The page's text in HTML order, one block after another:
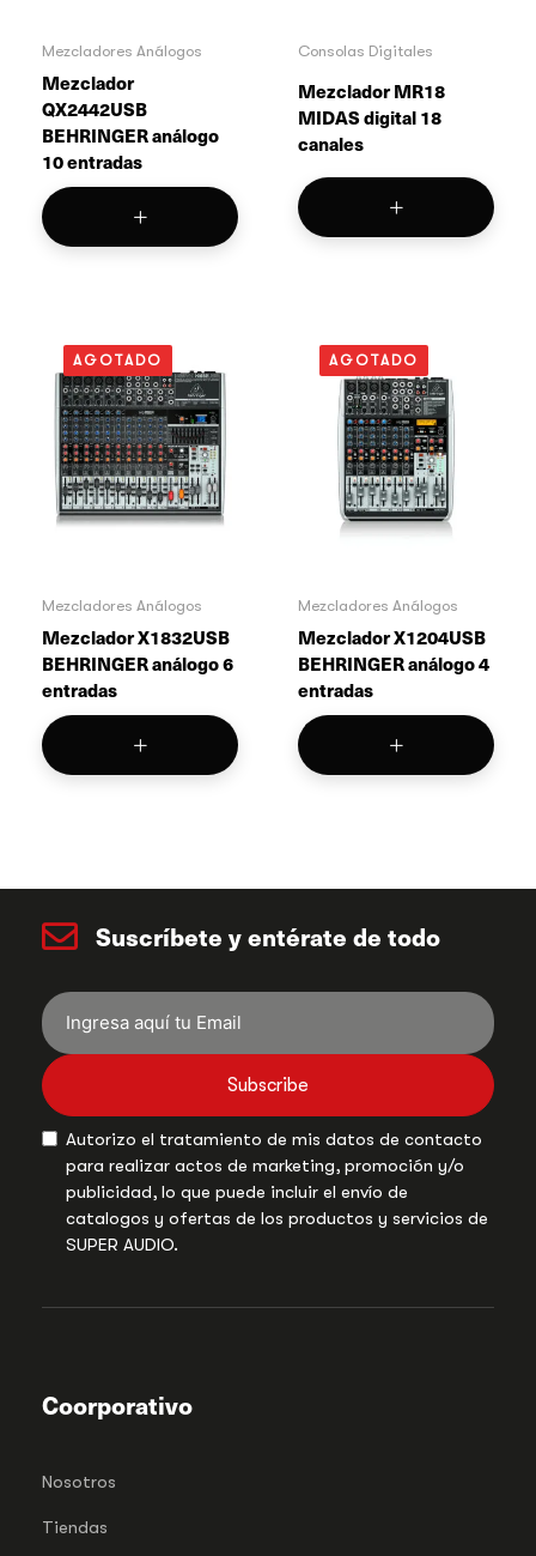
Mezcladores Análogos
Mezclador
QX2442USB
BEHRINGER análogo
10 entradas
Consolas Digitales
Mezclador MR18
MIDAS digital 18
canales
AGOTADO
Mezcladores Análogos
Mezclador X1832USB
BEHRINGER análogo 6
entradas
AGOTADO
Mezcladores Análogos
Mezclador X1204USB
BEHRINGER análogo 4
entradas
Suscríbete y entérate de todo
Subscribe
Autorizo el tratamiento de mis datos de contacto
para realizar actos de marketing, promoción y/o
publicidad, lo que puede incluir el envío de
catalogos y ofertas de los productos y servicios de
SUPER AUDIO.
Coorporativo
Nosotros
Tiendas